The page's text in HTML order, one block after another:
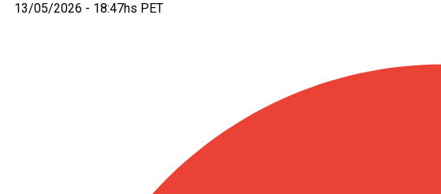
13/05/2026 - 18:47hs PET